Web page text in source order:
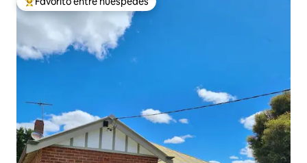
Favorito entre huéspedes preferido